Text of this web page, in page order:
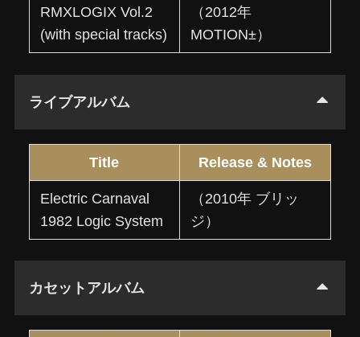
RMXLOGIX Vol.2
(with special tracks)
（2012年
MOTION±）
ライブアルバム
Title Release & Notes
Electric Carnaval
1982 Logic System
（2010年 ブリッ
ジ）
カセットアルバム